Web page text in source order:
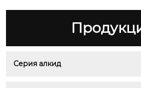
Серия алкид